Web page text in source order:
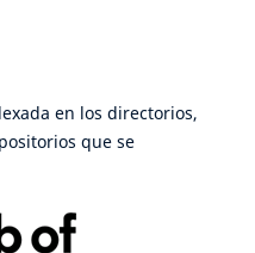
en los directorios,
que se